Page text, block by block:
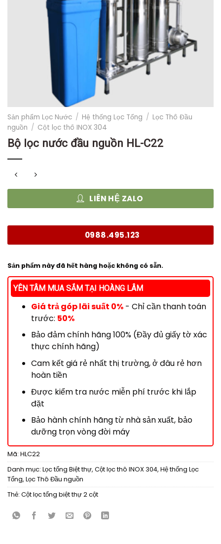
Sản phẩm Lọc Nước / Hệ thống Lọc Tổng / Lọc Thô Đầu
nguồn / Cột lọc thô INOX 304
Bộ lọc nước đầu nguồn HL-C22
LIÊN HỆ ZALO
0988.495.123
Sản phẩm này đã hết hàng hoặc không có sẵn.
YÊN TÂM MUA SẮM TẠI HOÀNG LÂM
Giá trả góp lãi suất 0%- Chỉ cần thanh toán
trước: 50%
Bảo đảm chính hãng 100% (Đầy đủ giấy tờ xác
thực chính hãng)
Cam kết giá rẻ nhất thị trường, ở đâu rẻ hơn
hoàn tiền
Được kiểm tra nước miễn phí trước khi lắp
đặt
Bảo hành chính hãng từ nhà sản xuất, bảo
dưỡng trọn vòng đời máy
Mã: HLC22
Danh mục: Lọc tổng Biệt thự, Cột lọc thô INOX 304, Hệ thống Lọc
Tổng, Lọc Thô Đầu nguồn
Thẻ: Cột lọc tổng biệt thự 2 cột